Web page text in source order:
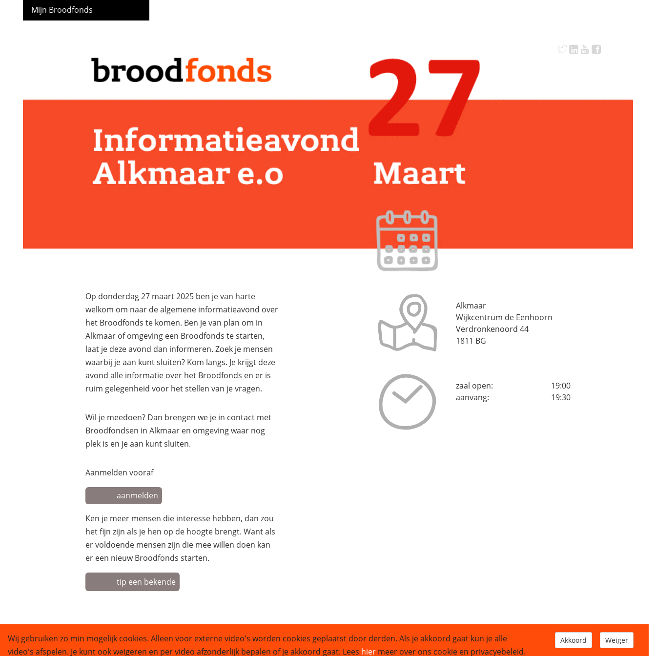
Mijn Broodfonds
Op donderdag 27 maart 2025 ben je van harte
welkom om naar de algemene informatieavond over
het Broodfonds te komen. Ben je van plan om in
Alkmaar of omgeving een Broodfonds te starten,
laat je deze avond dan informeren. Zoek je mensen
waarbij je aan kunt sluiten? Kom langs. Je krijgt deze
avond alle informatie over het Broodfonds en er is
ruim gelegenheid voor het stellen van je vragen.
Wil je meedoen? Dan brengen we je in contact met
Broodfondsen in Alkmaar en omgeving waar nog
plek is en je aan kunt sluiten.
Aanmelden vooraf
aanmelden
Ken je meer mensen die interesse hebben, dan zou
het fijn zijn als je hen op de hoogte brengt. Want als
er voldoende mensen zijn die mee willen doen kan
er een nieuw Broodfonds starten.
tip een bekende
Alkmaar
Wijkcentrum de Eenhoorn
Verdronkenoord 44
1811 BG
zaal open:
19:00
aanvang:
19:30
Wij gebruiken zo min mogelijk cookies. Alleen voor externe video's worden cookies geplaatst door derden. Als je akkoord gaat kun je alle
video's afspelen. Je kunt ook weigeren en per video afzonderlijk bepalen of je akkoord gaat. Lees hier meer over ons cookie en privacyebeleid.
Weiger
Akkoord